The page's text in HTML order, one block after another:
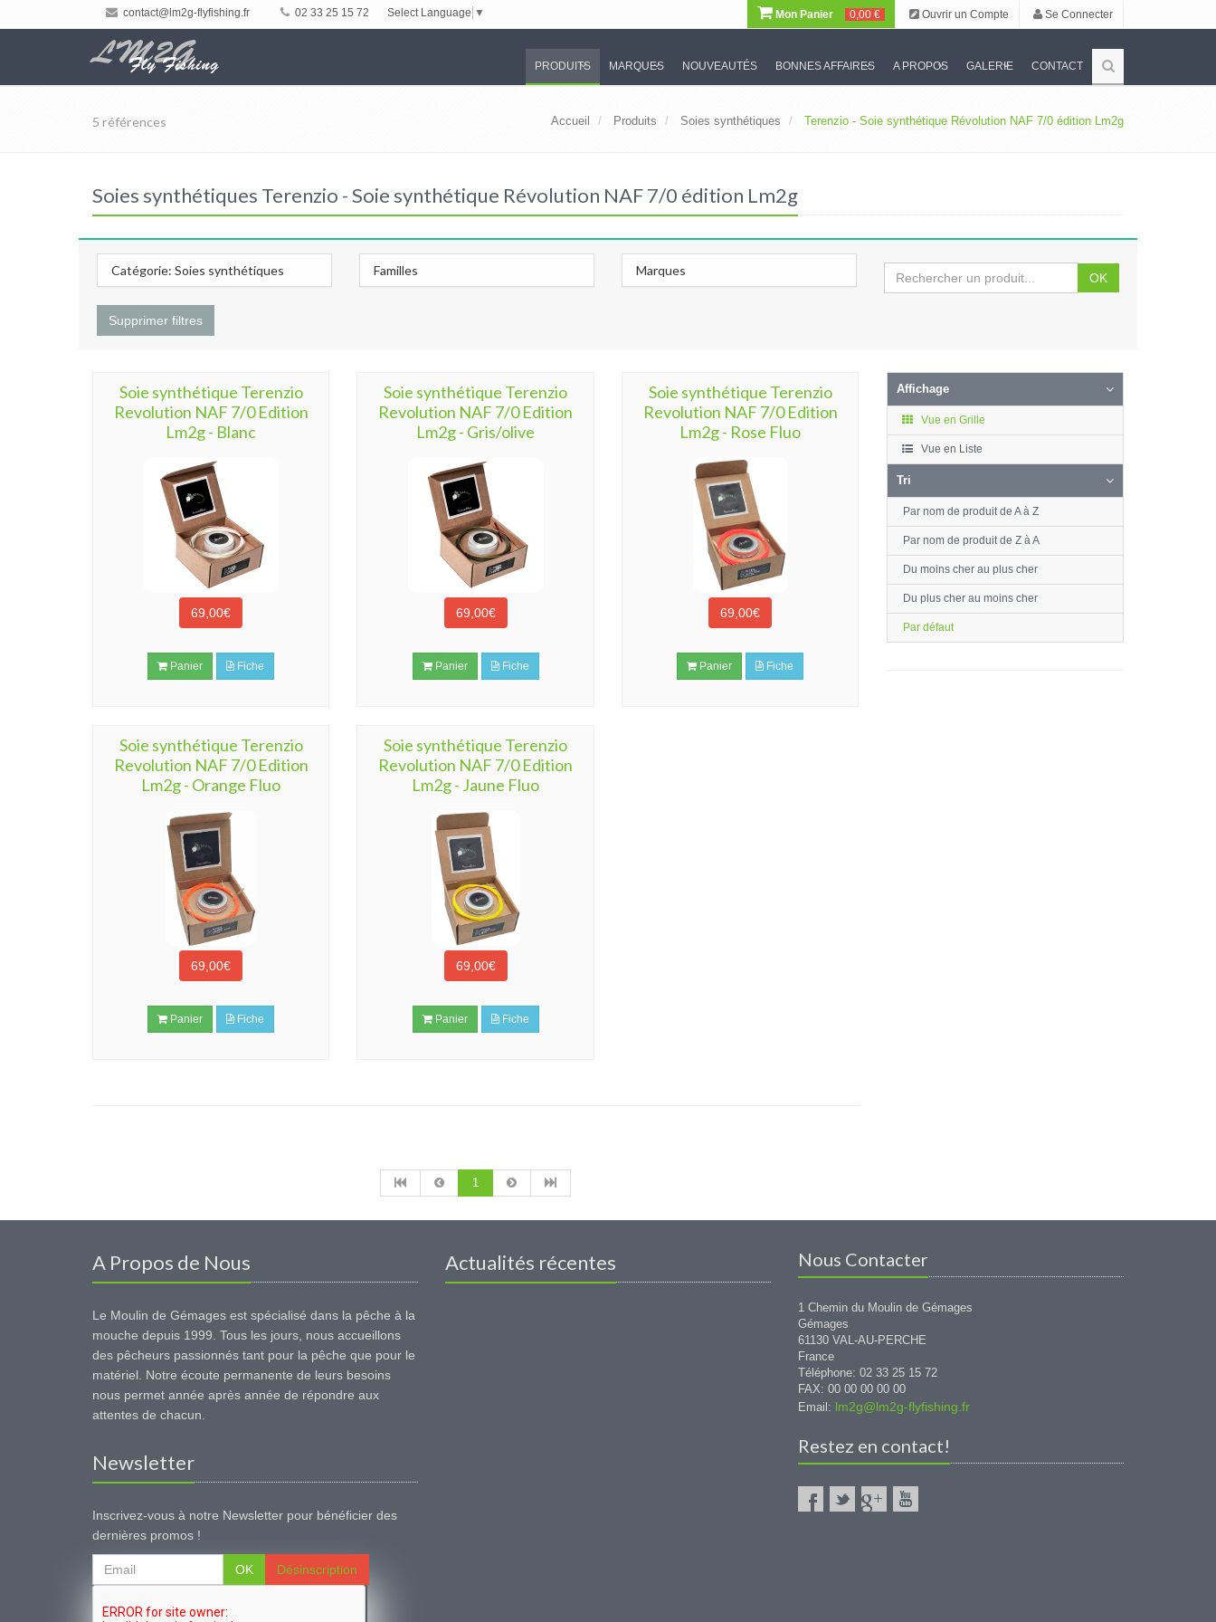
contact@lm2g-flyfishing.fr 02 33 25 15 72 Select Language ▼ Mon Panier 0,00 € Ouvrir un Compte Se Connecter
PRODUITS MARQUES NOUVEAUTÉS BONNES AFFAIRES A PROPOS GALERIE CONTACT
5 références Accueil Produits Soies synthétiques Terenzio - Soie synthétique Révolution NAF 7/0 édition Lm2g
Soies synthétiques Terenzio - Soie synthétique Révolution NAF 7/0 édition Lm2g
Catégorie: Soies synthétiques Familles Marques
Supprimer filtres
OK
Soie synthétique Terenzio
Revolution NAF 7/0 Edition
Lm2g - Blanc
69,00€
Panier Fiche
Soie synthétique Terenzio
Revolution NAF 7/0 Edition
Lm2g - Gris/olive
69,00€
Panier Fiche
Soie synthétique Terenzio
Revolution NAF 7/0 Edition
Lm2g - Rose Fluo
69,00€
Panier Fiche
Soie synthétique Terenzio
Revolution NAF 7/0 Edition
Lm2g - Orange Fluo
69,00€
Panier Fiche
Soie synthétique Terenzio
Revolution NAF 7/0 Edition
Lm2g - Jaune Fluo
69,00€
Panier Fiche
1
Affichage
Vue en Grille
Vue en Liste
Tri
Par nom de produit de A à Z
Par nom de produit de Z à A
Du moins cher au plus cher
Du plus cher au moins cher
Par défaut
A Propos de Nous
Le Moulin de Gémages est spécialisé dans la pêche à la
mouche depuis 1999. Tous les jours, nous accueillons
des pêcheurs passionnés tant pour la pêche que pour le
matériel. Notre écoute permanente de leurs besoins
nous permet année après année de répondre aux
attentes de chacun.
Newsletter
Inscrivez-vous à notre Newsletter pour bénéficier des
dernières promos !
OK Désinscription
Actualités récentes Nous Contacter
1 Chemin du Moulin de Gémages
Gémages
61130 VAL-AU-PERCHE
France
Téléphone: 02 33 25 15 72
FAX: 00 00 00 00 00
Email: lm2g@lm2g-flyfishing.fr
Restez en contact!